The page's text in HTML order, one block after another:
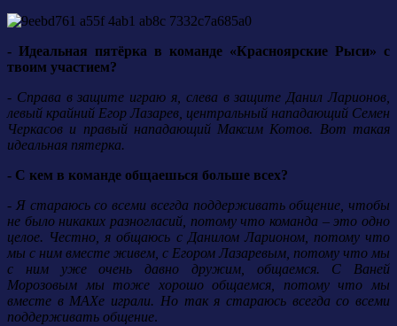
- Идеальная пятёрка в команде «Красноярские Рыси» с
твоим участием?
- Справа в защите играю я, слева в защите Данил Ларионов,
левый крайний Егор Лазарев, центральный нападающий Семен
Черкасов и правый нападающий Максим Котов. Вот такая
идеальная пятерка.
- С кем в команде общаешься больше всех?
- Я стараюсь со всеми всегда поддерживать общение, чтобы
не было никаких разногласий, потому что команда – это одно
целое. Честно, я общаюсь с Данилом Ларионом, потому что
мы с ним вместе живем, с Егором Лазаревым, потому что мы
с ним уже очень давно дружим, общаемся. С Ваней
Морозовым мы тоже хорошо общаемся, потому что мы
вместе в МАХе играли. Но так я стараюсь всегда со всеми
поддерживать общение.